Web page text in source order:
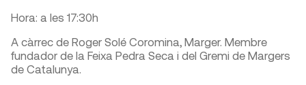
Hora: a les 17:30h
A càrrec de Roger Solé Coromina, Marger. Membre
fundador de la Feixa Pedra Seca i del Gremi de Margers
de Catalunya.